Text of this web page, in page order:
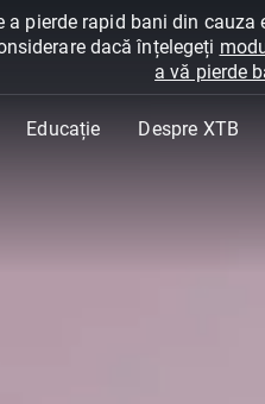
pierde rapid bani din
dacă înțelegeți
a vă pierde
Educație Despre XTB